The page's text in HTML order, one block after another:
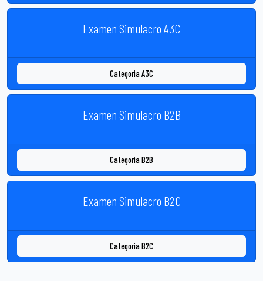
Examen Simulacro A3C
Categoria A3C
Examen Simulacro B2B
Categoria B2B
Examen Simulacro B2C
Categoria B2C